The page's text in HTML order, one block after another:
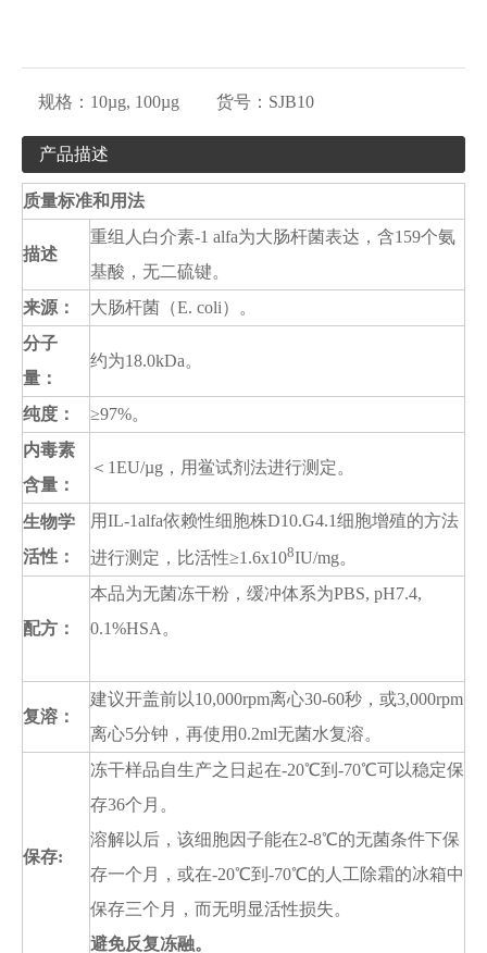
规格： 10µg, 100µg 货号： SJB10
产品描述
质量标准和用法
描述
重组人白介素-1 alfa为大肠杆菌表达，含159个氨
基酸，无二硫键。
来源：
大肠杆菌（E. coli）。
分子
量：
约为18.0kDa。
纯度：
≥97%。
内毒素
含量 ：
＜1EU/µg，用鲎试剂法进行测定。
生物学
活性：
用IL-1alfa依赖性细胞株D10.G4.1细胞增殖的方法
进行测定，比活性≥1.6x108IU/mg。
配方：
本品为无菌冻干粉，缓冲体系为PBS, pH7.4,
0.1%HSA。
复溶 ：
建议开盖前以10,000rpm离心30-60秒，或3,000rpm
离心5分钟，再使用0.2ml无菌水复溶。
保存:
冻干样品自生产之日起在-20℃到-70℃可以稳定保
存36个月。
溶解以后，该细胞因子能在2-8℃的无菌条件下保
存一个月，或在-20℃到-70℃的人工除霜的冰箱中
保存三个月，而无明显活性损失。
避免反复冻融。